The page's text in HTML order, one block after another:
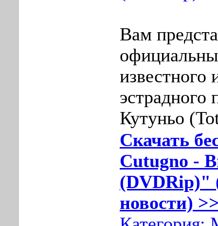
Вам
известного
эстрадного
Кутуньо
Скачать
Cutugno -
(DVDRip)"
новости)